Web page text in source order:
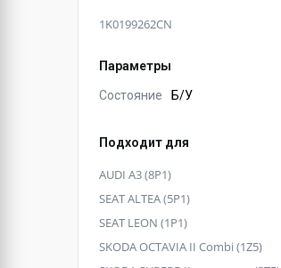
1K0199262CN
Параметры
Состояние Б/У
Подходит для
AUDI A3 (8P1)
SEAT ALTEA (5P1)
SEAT LEON (1P1)
SKODA OCTAVIA II Combi (1Z5)